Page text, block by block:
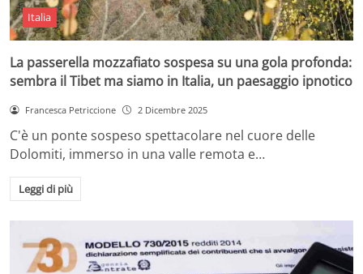
Italia
La passerella mozzafiato sospesa su una gola profonda:
sembra il Tibet ma siamo in Italia, un paesaggio ipnotico
Francesca Petriccione 2 Dicembre 2025
C'è un ponte sospeso spettacolare nel cuore delle
Dolomiti, immerso in una valle remota e…
Leggi di più